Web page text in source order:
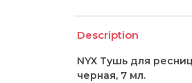
Description
NYX Тушь для
черная, 7 мл.